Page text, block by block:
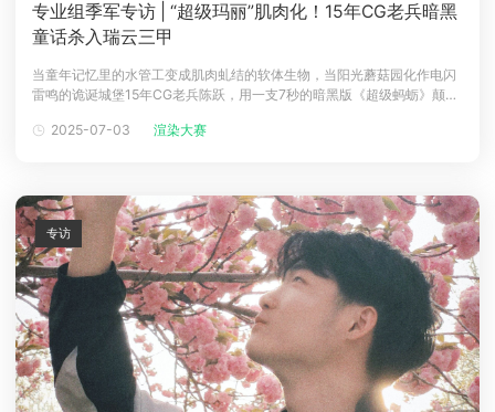
专业组季军专访 | “超级玛丽”肌肉化！15年CG老兵暗黑
童话杀入瑞云三甲
当童年记忆里的水管工变成肌肉虬结的软体生物，当阳光蘑菇园化作电闪
雷鸣的诡诞城堡15年CG老兵陈跃，用一支7秒的暗黑版《超级蚂蛎》颠覆
让他捧回第四届瑞云渲染大赛专业组季军奖杯。令人意外的是，这位深耕
2025-07-03 渲染大赛
专访